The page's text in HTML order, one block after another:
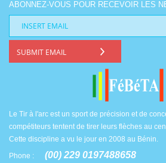
ABONNEZ-VOUS POUR RECEVOIR LES
SUBMIT EMAIL
Le Tir à l'arc est un sport de précision et de
compétiteurs tentent de tirer leurs flèches au
Cette discipline a vu le jour en 2008 au Bénin.
Phone : (00) 229 0197488658